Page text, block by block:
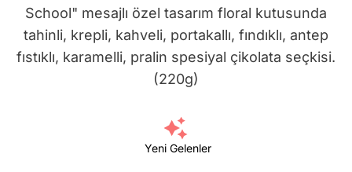
School" mesajlı özel tasarım floral kutusunda
tahinli, krepli, kahveli, portakallı, fındıklı, antep
fıstıklı, karamelli, pralin spesiyal çikolata seçkisi.
(220g)
Yeni Gelenler